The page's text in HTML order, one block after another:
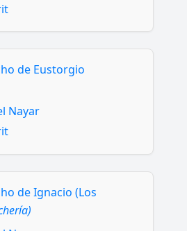
de Eustorgio
Nayar
de Ignacio (Los